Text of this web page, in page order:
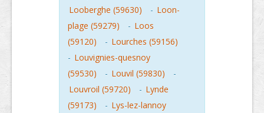
Looberghe (59630)
- Loon-
plage (59279)
- Loos
(59120)
- Lourches (59156)
- Louvignies-quesnoy
(59530)
- Louvil (59830)
-
Louvroil (59720)
- Lynde
(59173)
- Lys-lez-lannoy